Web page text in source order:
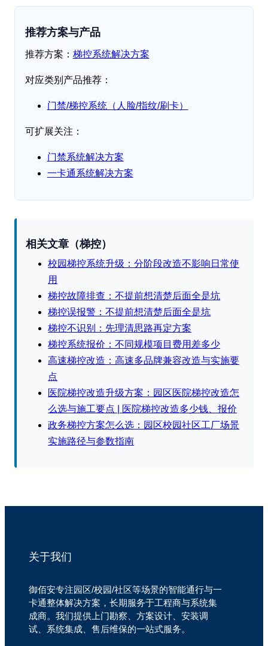
推荐方案与产品
推荐方案： 梯控系统解决方案
对应类别产品推荐：
门禁/梯控系统（人脸/指纹/刷卡）
可扩展关注：
门禁系统解决方案
一卡通系统解决方案
相关文章（梯控）
校园梯控系统升级：分阶段改造不影响日常使
用
梯控故障排查：不提前想清楚后面全是坑
梯控误报警：不提前想清楚后面全是坑
梯控不识别：先理清思路再定方案
梯控系统报价：不同规模项目费用差多少
高速梯控改造：高速多品牌兼容改造与实施要
点
医院梯控改造升级方案：园区医院梯控改造怎
么选与施工要点 | 医院梯控改造多少钱、报价
政务梯控方案怎么选：园区校园社区工厂场景
实施路径与参数指南
关于我们
御佰安专注园区/校园/社区等场景的智能通行与一
卡通整体解决方案，长期服务于工程商与系统集
成商。我们提供上门勘察、方案设计、安装调
试、系统集成、售后维保的一站式服务。